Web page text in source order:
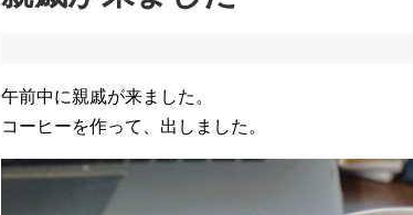
午前中に親戚が来ました。
コーヒーを作って、出しました。